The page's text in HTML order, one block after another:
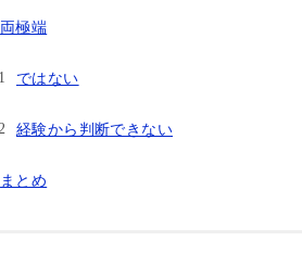
両極端
ではない
経験から判断できない
まとめ